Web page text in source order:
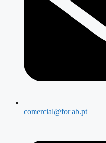
comercial@forlab.pt